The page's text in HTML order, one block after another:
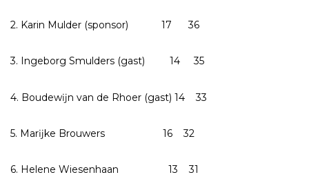
2. Karin Mulder (sponsor) 17 36
3. Ingeborg Smulders (gast) 14 35
4. Boudewĳn van de Rhoer (gast) 14 33
5. Marĳke Brouwers 16 32
6. Helene Wiesenhaan 13 31